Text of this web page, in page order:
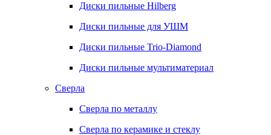
Диски пильные Hilberg
Диски пильные для УШМ
Диски пильные Trio-Diamond
Диски пильные мультиматериал
Сверла
Сверла по металлу
Сверла по керамике и стеклу